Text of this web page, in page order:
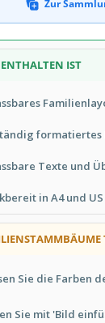
Zur
IST
formatiertes
Texte und
in A4 und
Sie die Farben
Sie mit 'Bild